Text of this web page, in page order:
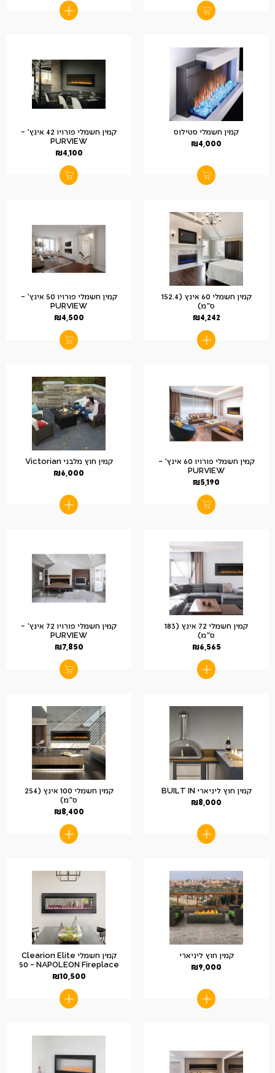
קמין חשמלי סטילוס
₪4,000
קמין חשמלי פורויו 42 אינץ' –
PURVIEW
₪4,100
קמין חשמלי 60 אינץ (152.4
ס"מ)
₪4,242
קמין חשמלי פורויו 50 אינץ' –
PURVIEW
₪4,500
קמין חשמלי פורויו 60 אינץ' –
PURVIEW
₪5,190
קמין חוץ מלבני Victorian
₪6,000
קמין חשמלי 72 אינץ (183
ס"מ)
₪6,565
קמין חשמלי פורויו 72 אינץ' –
PURVIEW
₪7,850
קמין חוץ ליניארי BUILT IN
₪8,000
קמין חשמלי 100 אינץ (254
ס"מ)
₪8,400
קמין חוץ ליניארי
₪9,000
קמין חשמלי Clearion Elite
50 – NAPOLEON Fireplace
₪10,500